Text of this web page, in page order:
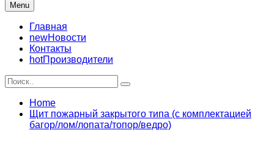
Menu
Главная
newНовости
Контакты
hotПроизводители
Home
Щит пожарный закрытого типа (с комплектацией
багор/лом/лопата/топор/ведро)